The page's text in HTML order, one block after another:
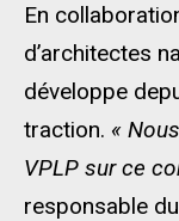
En
d’architectes
développe
traction. «
VPLP sur ce
responsable